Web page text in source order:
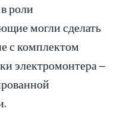
роли
могли сделать
с комплектом
электромонтера –